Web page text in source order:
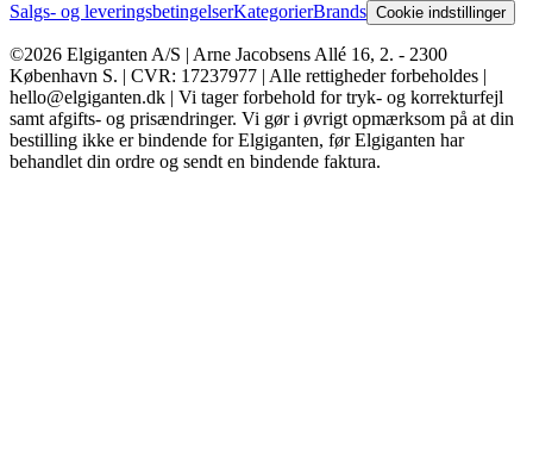
Salgs- og leveringsbetingelserKategorierBrands Cookie indstillinger
©2026 Elgiganten A/S | Arne Jacobsens Allé 16, 2. - 2300
København S. | CVR: 17237977 | Alle rettigheder forbeholdes |
hello@elgiganten.dk | Vi tager forbehold for tryk- og korrekturfejl
samt afgifts- og prisændringer. Vi gør i øvrigt opmærksom på at din
bestilling ikke er bindende for Elgiganten, før Elgiganten har
behandlet din ordre og sendt en bindende faktura.